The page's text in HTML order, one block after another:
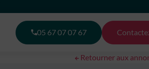
05 67 07 07 67
Retourner aux